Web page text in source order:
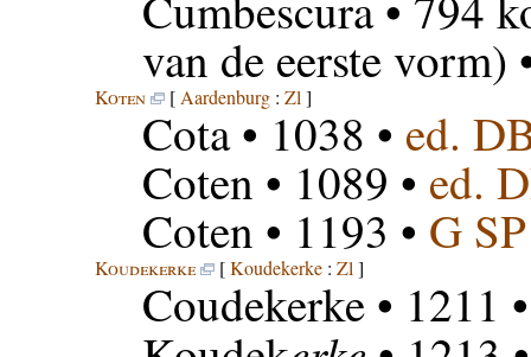
van de eerste vorm)
Koten [ Aardenburg: Zl ]
Cota• 1038 • ed.
Coten • 1089 • ed.
Coten • 1193 • G SP
Koudekerke [Koudekerke: Zl ]
Coudekerke• 1211